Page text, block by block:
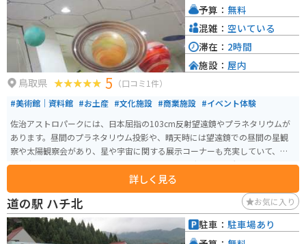
しむことができます。 周辺には、日本の滝百選に選ばれた「猿尾滝」や、国
の重要文化財に指定されている「旧九鬼家住宅資料館」など、見どころもた
くさんあります。道の駅を拠点に、但馬の魅力を満喫してみてはいかがでし
ょうか。
鳥取県 5 （口コミ1件）
#美術館｜資料館 #お土産 #文化施設 #商業施設 #イベント体験
佐治アストロパークには、日本屈指の103cm反射望遠鏡やプラネタリウムが
あります。昼間のプラネタリウム投影や、晴天時には望遠鏡での昼間の星観
察や太陽観察会があり、星や宇宙に関する展示コーナーも充実していて、星
や宇宙に関するお土産も販売しています。 晴天の夜には星空観察会、雨天曇
天時の夜にはプラネタリウム投影を実施しています。佐治アストロパークに
は太陽のみを観察するための太陽望遠鏡も備えいて、天候の良い日には不定
期に太陽観察会もしています。
詳しく見る
予算： 無料
混雑： 空いている
滞在： 2時間
施設： 屋内
道の駅 ハチ北 お気に入り
駐車： 駐車場あり